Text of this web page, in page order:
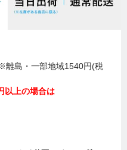
島・一部地域1540円(税
以上の場合は